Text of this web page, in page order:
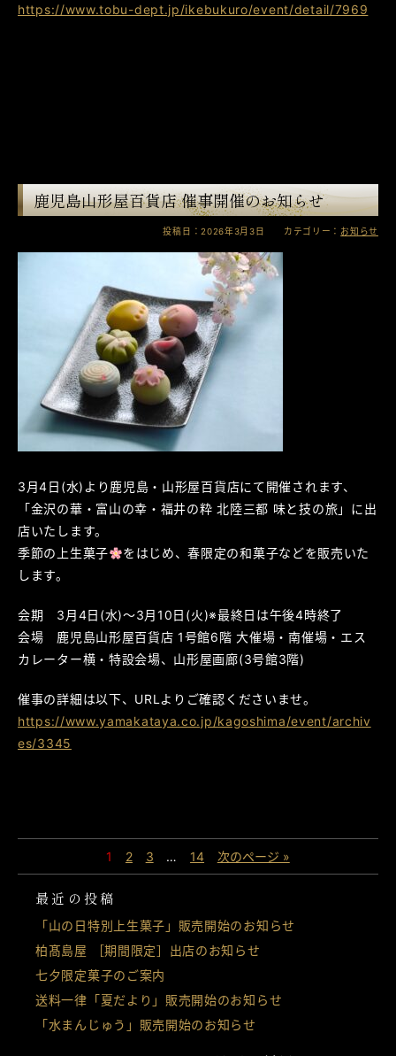
最近の投稿
「山の日特別上生菓子」販売開始のお知らせ
柏髙島屋 ［期間限定］出店のお知らせ
七夕限定菓子のご案内
送料一律「夏だより」販売開始のお知らせ
「水まんじゅう」販売開始のお知らせ
https://www.tobu-dept.jp/ikebukuro/event/detail/7969
鹿児島山形屋百貨店 催事開催のお知らせ
投稿日：2026年3月3日 カテゴリー： お知らせ
3月4日(水)より鹿児島・山形屋百貨店にて開催されます、
「金沢の華・富山の幸・福井の粋 北陸三都 味と技の旅」に出
店いたします。
季節の上生菓子
をはじめ、春限定の和菓子などを販売いた
します。
会期 3月4日(水)～3月10日(火)※最終日は午後4時終了
会場 鹿児島山形屋百貨店 1号館6階 大催場・南催場・エス
カレーター横・特設会場、山形屋画廊(3号館3階)
催事の詳細は以下、URLよりご確認くださいませ。
https://www.yamakataya.co.jp/kagoshima/event/archiv
es/3345
1 2 3 … 14 次のページ »